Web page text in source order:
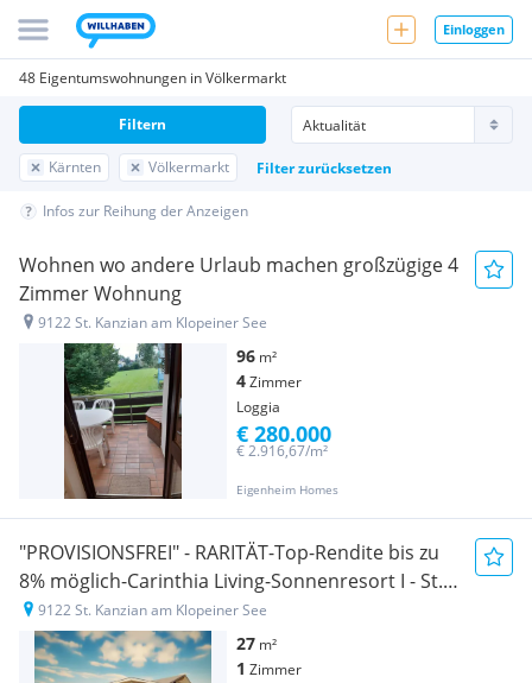
Einloggen
48 Eigentumswohnungen in Völkermarkt
Kärnten Völkermarkt Filter zurücksetzen
Filtern
Infos zur Reihung der Anzeigen
Wohnen wo andere Urlaub machen großzügige 4
Zimmer Wohnung
9122 St. Kanzian am Klopeiner See
96 m²
4Zimmer
Loggia
Eigenheim Homes
€ 2.916,67/m²
€ 280.000
"PROVISIONSFREI" - RARITÄT-Top-Rendite bis zu
8% möglich-Carinthia Living-Sonnenresort I - St.
Kanzian am Klopeiner See. Zweitwohnsitz oder
Ihr neuer Hauptwohnsitz, nur 12 exklusive
Wohneinheiten!
9122 St. Kanzian am Klopeiner See
27 m²
1 Zimmer